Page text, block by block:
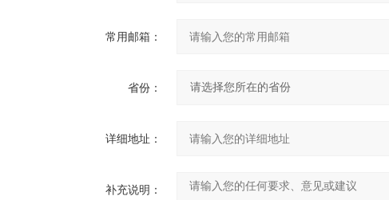
常用邮箱：
省份：
详细地址：
补充说明：